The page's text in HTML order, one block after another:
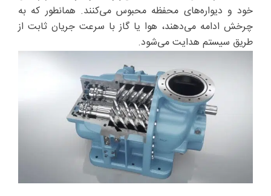
خود و دیواره‌های محفظه محبوس می‌کنند. همانطور که به
چرخش ادامه می‌دهند، هوا یا گاز با سرعت جریان ثابت از
طریق سیستم هدایت می‌شود.